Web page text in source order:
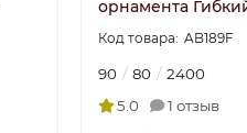
орнамента
AB189F
90 80
2400
5.0
1 отзыв